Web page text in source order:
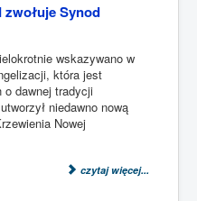
Synod
wskazywano w
która jest
dawnej tradycji
niedawno nową
Nowej
czytaj więcej...